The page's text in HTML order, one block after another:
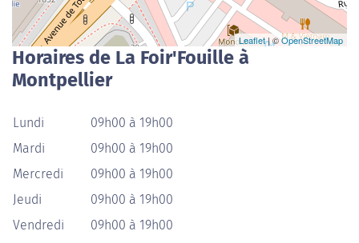
Leaflet| ©OpenStreetMap
Horaires de La Foir'Fouille à
Montpellier
Lundi
09h00 à 19h00
Mardi
09h00 à 19h00
Mercredi
09h00 à 19h00
Jeudi
09h00 à 19h00
Vendredi
09h00 à 19h00